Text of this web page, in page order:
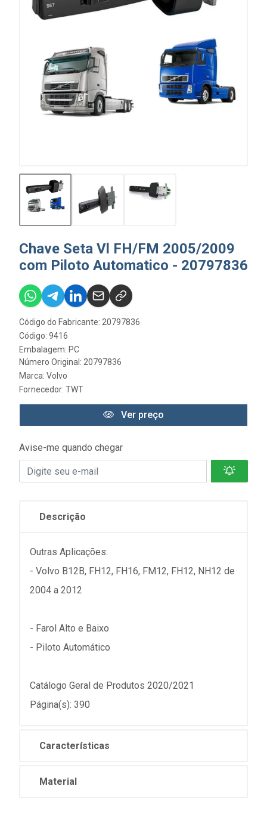
Chave Seta Vl FH/FM 2005/2009
com Piloto Automatico - 20797836
Código do Fabricante: 20797836
Código: 9416
Embalagem: PC
Número Original: 20797836
Marca: Volvo
Fornecedor: TWT
Ver preço
Avise-me quando chegar
Descrição
Outras Aplicações:
- Volvo B12B, FH12, FH16, FM12, FH12, NH12 de
2004 a 2012
- Farol Alto e Baixo
- Piloto Automático
Catálogo Geral de Produtos 2020/2021
Página(s): 390
Características
Material